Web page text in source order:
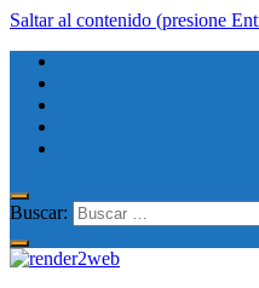
Saltar al contenido (presione
Buscar: